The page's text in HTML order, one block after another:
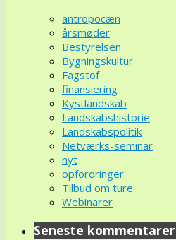
antropocæn
årsmøder
Bestyrelsen
Bygningskultur
Fagstof
finansiering
Kystlandskab
Landskabshistorie
Landskabspolitik
Netværks-seminar
nyt
opfordringer
Tilbud om ture
Webinarer
Seneste kommentarer